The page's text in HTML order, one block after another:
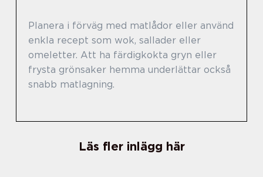
Planera i förväg med matlådor eller använd
enkla recept som wok, sallader eller
omeletter. Att ha färdigkokta gryn eller
frysta grönsaker hemma underlättar också
snabb matlagning.
Läs fler inlägg här